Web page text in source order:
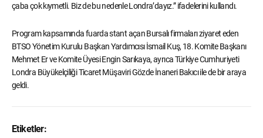
çaba çok kıymetli. Biz de bu nedenle Londra’dayız.” ifadelerini kullandı.
Program kapsamında fuarda stant açan Bursalı firmaları ziyaret eden
BTSO Yönetim Kurulu Başkan Yardımcısı İsmail Kuş, 18. Komite Başkanı
Mehmet Er ve Komite Üyesi Engin Sarıkaya, ayrıca Türkiye Cumhuriyeti
Londra Büyükelçiliği Ticaret Müşaviri Gözde İnaneri Bakıcı ile de bir araya
geldi.
Etiketler: